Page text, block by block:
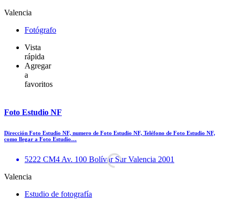
Valencia
Fotógrafo
Vista
rápida
Agregar
a
favoritos
Foto Estudio NF
Dirección Foto Estudio NF, numero de Foto Estudio NF, Teléfono de Foto Estudio NF,
como llegar a Foto Estudio…
5222 CM4 Av. 100 Bolívar Sur Valencia 2001
Valencia
Estudio de fotografía